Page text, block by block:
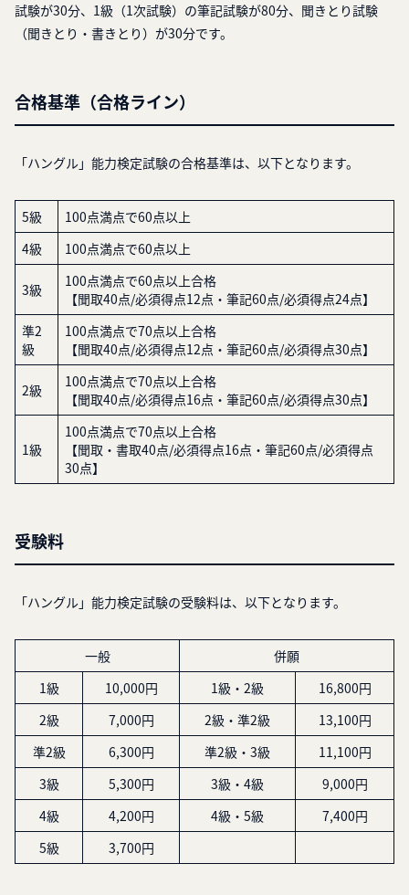
試験が30分、1級（1次試験）の筆記試験が80分、聞きとり試験
（聞きとり・書きとり）が30分です。
合格基準（合格ライン）
「ハングル」能力検定試験の合格基準は、以下となります。
5級
100点満点で60点以上
4級
100点満点で60点以上
3級
100点満点で60点以上合格
【聞取40点/必須得点12点・筆記60点/必須得点24点】
準2
級
100点満点で70点以上合格
【聞取40点/必須得点12点・筆記60点/必須得点30点】
2級
100点満点で70点以上合格
【聞取40点/必須得点16点・筆記60点/必須得点30点】
1級
100点満点で70点以上合格
【聞取・書取40点/必須得点16点・筆記60点/必須得点
30点】
受験料
「ハングル」能力検定試験の受験料は、以下となります。
一般
併願
1級
10,000円 1級・2級
16,800円
2級
7,000円 2級・準2級
13,100円
準2級
6,300円 準2級・3級
11,100円
3級
5,300円 3級・4級
9,000円
4級
4,200円 4級・5級
7,400円
5級
3,700円